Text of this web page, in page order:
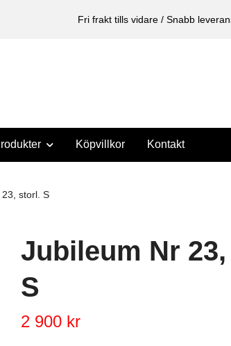
Fri frakt tills vidare / Snabb
Köpvillkor Kontakt
storl. S
Jubileum Nr
S
2 900 kr